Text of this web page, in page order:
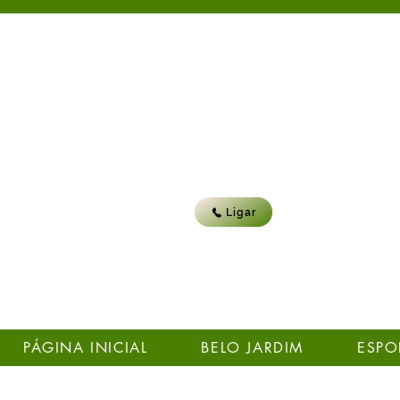
Ligar
PÁGINA INICIAL BELO JARDIM